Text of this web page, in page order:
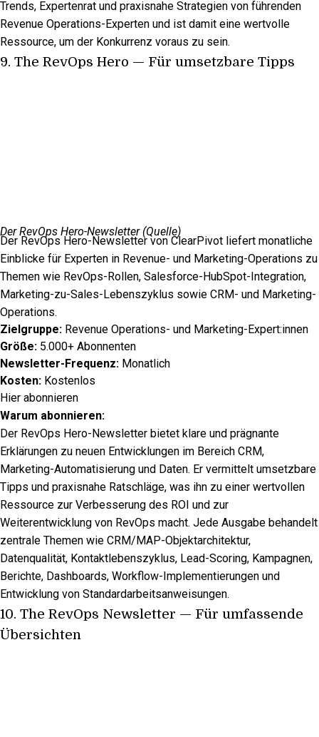
Trends, Expertenrat und praxisnahe Strategien von führenden
Revenue Operations-Experten und ist damit eine wertvolle
Ressource, um der Konkurrenz voraus zu sein.
9. The RevOps Hero — Für umsetzbare Tipps
Der RevOps Hero-Newsletter (Quelle)
Der RevOps Hero-Newsletter von ClearPivot liefert monatliche
Einblicke für Experten in Revenue- und Marketing-Operations zu
Themen wie RevOps-Rollen, Salesforce-HubSpot-Integration,
Marketing-zu-Sales-Lebenszyklus sowie CRM- und Marketing-
Operations.
Zielgruppe: Revenue Operations- und Marketing-Expert:innen
Größe: 5.000+ Abonnenten
Newsletter-Frequenz: Monatlich
Kosten: Kostenlos
Hier abonnieren
Warum abonnieren:
Der RevOps Hero-Newsletter bietet klare und prägnante
Erklärungen zu neuen Entwicklungen im Bereich CRM,
Marketing-Automatisierung und Daten. Er vermittelt umsetzbare
Tipps und praxisnahe Ratschläge, was ihn zu einer wertvollen
Ressource zur Verbesserung des ROI und zur
Weiterentwicklung von RevOps macht. Jede Ausgabe behandelt
zentrale Themen wie CRM/MAP-Objektarchitektur,
Datenqualität, Kontaktlebenszyklus, Lead-Scoring, Kampagnen,
Berichte, Dashboards, Workflow-Implementierungen und
Entwicklung von Standardarbeitsanweisungen.
10. The RevOps Newsletter — Für umfassende
Übersichten